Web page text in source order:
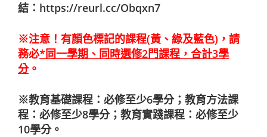
結： https://reurl.cc/Obqxn7
※注意！有顏色標記的課程(黃、綠及藍色)，請
務必*同一學期、同時選修2門課程，合計3學
分。
※教育基礎課程：必修至少6學分；教育方法課
程：必修至少8學分；教育實踐課程：必修至少
10學分。